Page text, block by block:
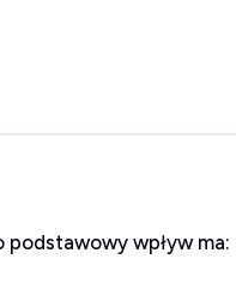
wpływ ma: